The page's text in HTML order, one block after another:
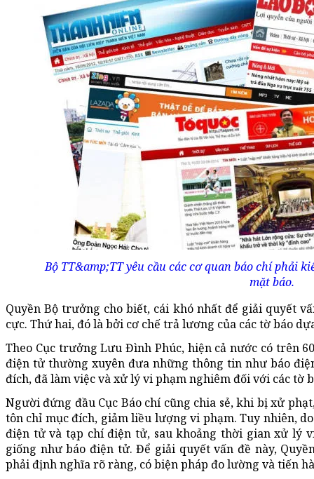
Bộ TT&amp;TT yêu cầu các cơ quan báo chí phải
mặt báo.
Quyền Bộ trưởng cho biết, cái khó nhất để giải quyết
cực. Thứ hai, đó là bởi cơ chế trả lương của các tờ báo
Theo Cục trưởng Lưu Đình Phúc, hiện cả nước có trên
điện tử thường xuyên đưa những thông tin như báo
đích, đã làm việc và xử lý vi phạm nghiêm đối với các tờ
Người đứng đầu Cục Báo chí cũng chia sẻ, khi bị xử
tôn chỉ mục đích, giảm liều lượng vi phạm. Tuy nhiên,
điện tử và tạp chí điện tử, sau khoảng thời gian xử lý
giống như báo điện tử. Để giải quyết vấn đề này,
phải định nghĩa rõ ràng, có biện pháp đo lường và tiến